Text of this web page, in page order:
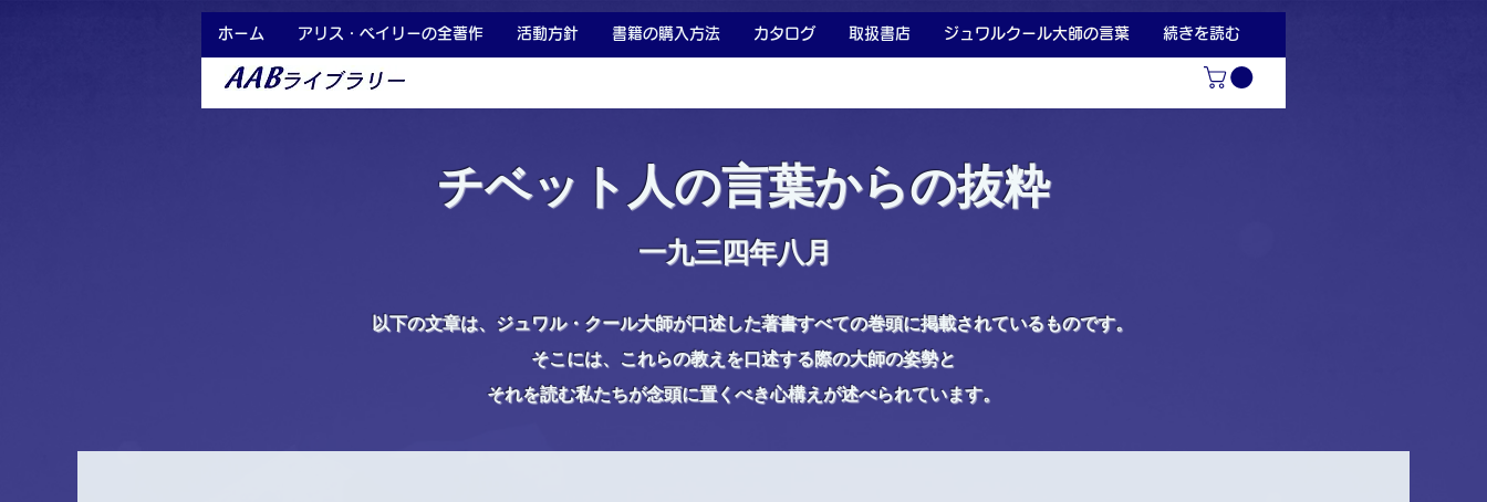
ホーム アリス・ベイリーの全著作 活動方針 書籍の購入方法 カタログ 取扱書店 ジュワルクール大師の言葉 続きを読む
チベット人の言葉からの抜粋
一九三四年八月
以下の文章は、ジュワル・クール大師が口述した著書すべての巻頭に掲載されているものです。
そこには、これらの教えを口述する際の大師の姿勢と
それを読む私たちが念頭に置くべき心構えが述べられています。